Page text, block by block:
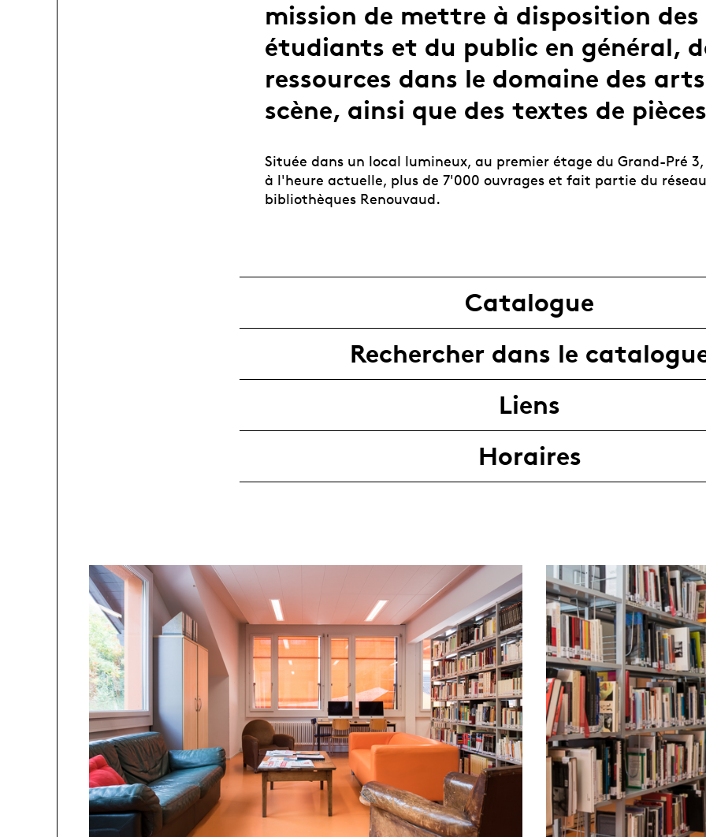
mission de mettre à disposition des
étudiants et du public en général,
ressources dans le domaine des
scène, ainsi que des textes de
Située dans un local lumineux, au premier étage du Grand-Pré
à l'heure actuelle, plus de 7'000 ouvrages et fait partie du
bibliothèques Renouvaud.
Catalogue
Rechercher dans le
Liens
Horaires